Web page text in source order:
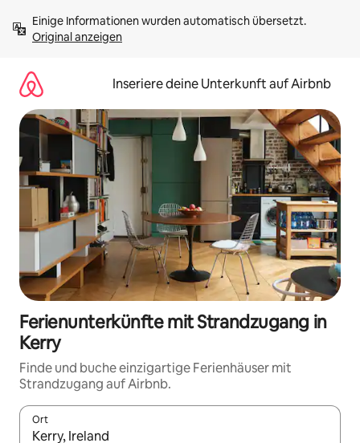
Inhalten
springenOriginal anzeigen
Inseriere deine Unterkunft auf Airbnb
Ferienunterkünfte mit Strandzugang in
Kerry
Finde und buche einzigartige Ferienhäuser mit
Strandzugang auf Airbnb.
Ort
Wenn Ergebnisse verfügbar sind, navigiere mit den